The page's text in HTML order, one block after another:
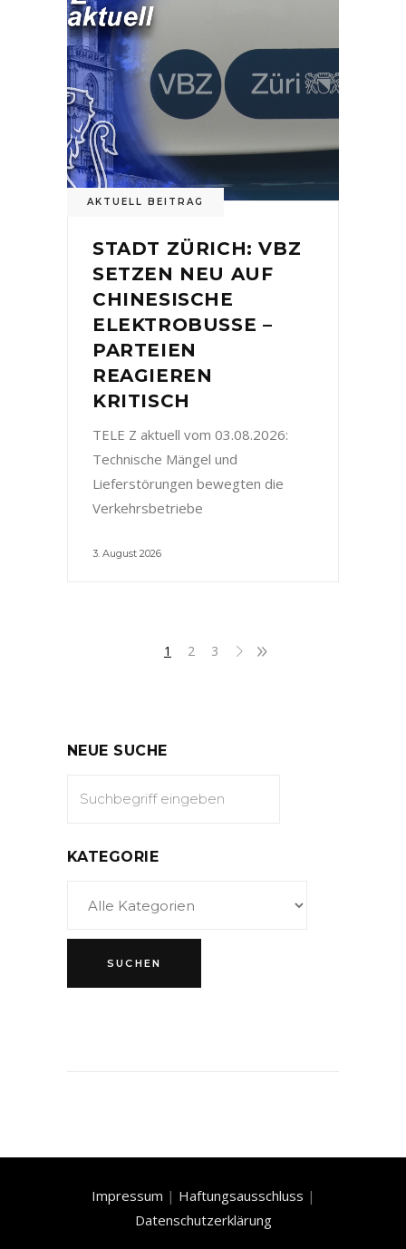
AKTUELL BEITRAG
STADT ZÜRICH: VBZ
SETZEN NEU AUF
CHINESISCHE
ELEKTROBUSSE –
PARTEIEN
REAGIEREN
KRITISCH
TELE Z aktuell vom 03.08.2026:
Technische Mängel und
Lieferstörungen bewegten die
Verkehrsbetriebe
3. August 2026
1 2 3
NEUE SUCHE
KATEGORIE
Impressum | Haftungsausschluss |
Datenschutzerklärung